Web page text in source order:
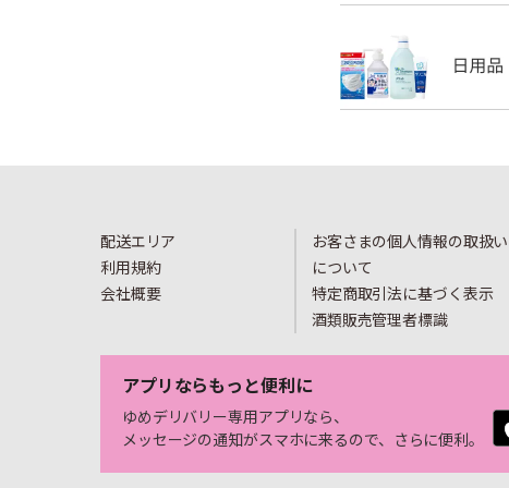
配送エリア
利用規約
会社概要
お客さまの個人情報の取扱い
について
特定商取引法に基づく表示
酒類販売管理者標識
アプリならもっと便利に
ゆめデリバリー専用アプリなら、
メッセージの通知がスマホに来るので、さらに便利。